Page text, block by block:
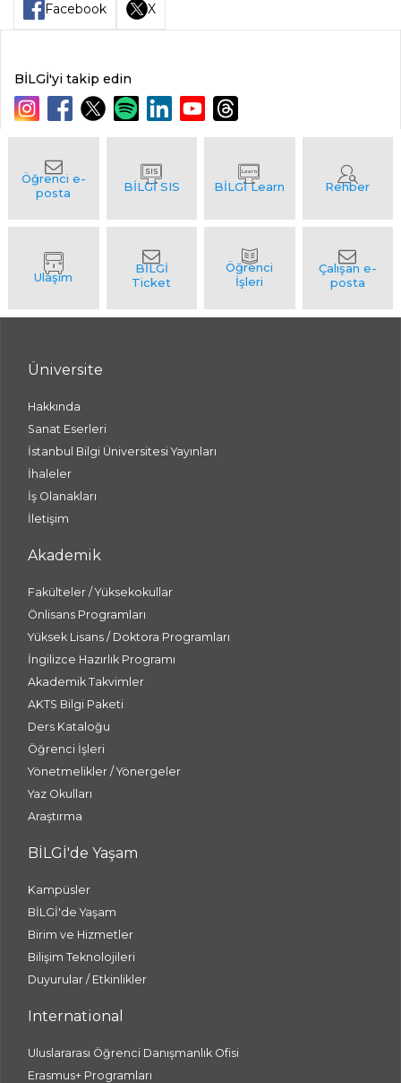
Facebook X
BİLGİ'yi takip edin
Üniversite
Hakkında
Sanat Eserleri
İstanbul Bilgi Üniversitesi Yayınları
İhaleler
İş Olanakları
İletişim
Akademik
Fakülteler / Yüksekokullar
Önlisans Programları
Yüksek Lisans / Doktora Programları
İngilizce Hazırlık Programı
Akademik Takvimler
AKTS Bilgi Paketi
Ders Kataloğu
Öğrenci İşleri
Yönetmelikler / Yönergeler
Yaz Okulları
Araştırma
BİLGİ'de Yaşam
Kampüsler
BİLGİ'de Yaşam
Birim ve Hizmetler
Bilişim Teknolojileri
Duyurular / Etkinlikler
International
Uluslararası Öğrenci Danışmanlık Ofisi
Erasmus+ Programları